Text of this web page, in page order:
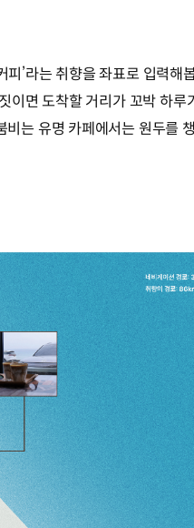
피’라는 취향을 좌표로 입력
면 도착할 거리가 꼬박 하
비는 유명 카페에서는 원두를